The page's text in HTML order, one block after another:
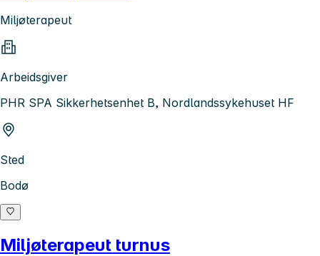
Miljøterapeut
Arbeidsgiver
PHR SPA Sikkerhetsenhet B, Nordlandssykehuset HF
Sted
Bodø
Miljøterapeut turnus